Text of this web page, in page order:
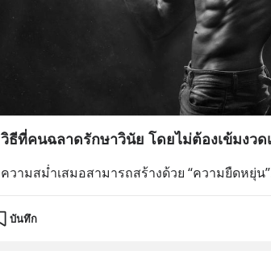
วิธีที่คนฉลาดรักษาวินัย โดยไม่ต้องเข้มงวด
ความสม่ำเสมอสามารถสร้างด้วย “ความยืดหยุ่น”
บันทึก